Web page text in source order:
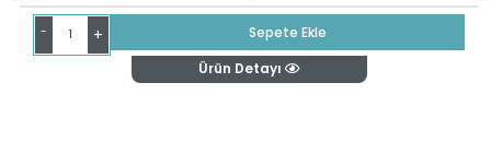
- +
Sepete Ekle
Ürün Detayı